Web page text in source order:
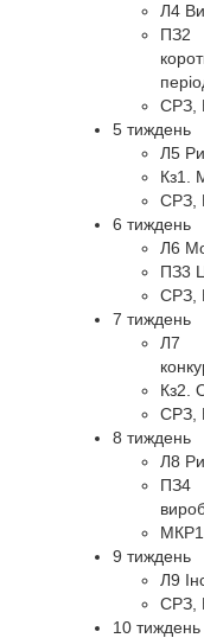
Л4
СРЗ,
5 тиждень
Л5
Кз1.
СРЗ,
6 тиждень
Л6
ПЗ3
СРЗ,
7 тиждень
Л7
Кз2.
СРЗ,
8 тиждень
Л8
ПЗ4
9 тиждень
Л9
СРЗ,
10 тиждень